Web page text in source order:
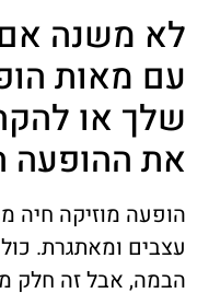
לא משנה
עם מאות
שלך או
את ההופעה
הופעה מוזיקה חיה
עצבים ומאתגרת.
הבמה, אבל זה חלק